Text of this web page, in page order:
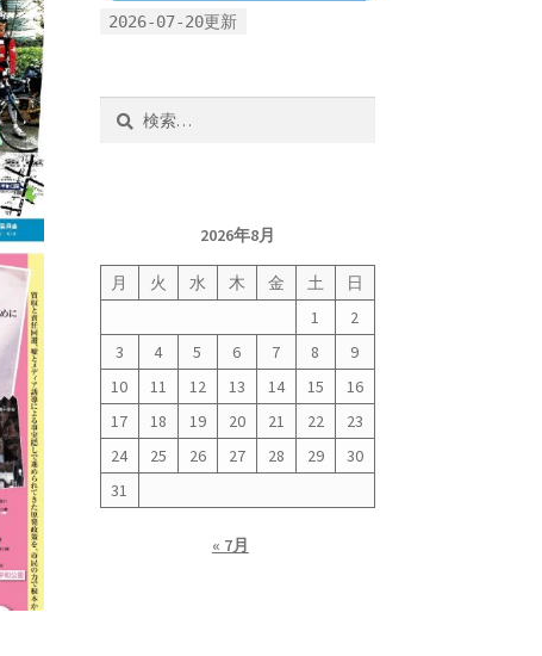
2026-07-20更新
2026年8月
月 火 水 木 金 土
日
1
2
3
4 5 6 7 8
9
10
11 12 13 14 15
16
17
18 19 20 21 22
23
24
25 26 27 28 29
30
31
« 7月